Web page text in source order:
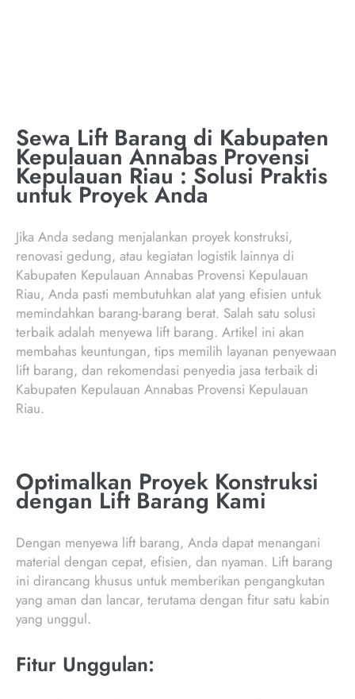
Sewa Lift Barang di Kabupaten
Kepulauan Annabas Provensi
Kepulauan Riau : Solusi Praktis
untuk Proyek Anda
Jika Anda sedang menjalankan proyek konstruksi,
renovasi gedung, atau kegiatan logistik lainnya di
Kabupaten Kepulauan Annabas Provensi Kepulauan
Riau, Anda pasti membutuhkan alat yang efisien untuk
memindahkan barang-barang berat. Salah satu solusi
terbaik adalah menyewa lift barang. Artikel ini akan
membahas keuntungan, tips memilih layanan penyewaan
lift barang, dan rekomendasi penyedia jasa terbaik di
Kabupaten Kepulauan Annabas Provensi Kepulauan
Riau.
Optimalkan Proyek Konstruksi
dengan Lift Barang Kami
Dengan menyewa lift barang, Anda dapat menangani
material dengan cepat, efisien, dan nyaman. Lift barang
ini dirancang khusus untuk memberikan pengangkutan
yang aman dan lancar, terutama dengan fitur satu kabin
yang unggul.
Fitur Unggulan: